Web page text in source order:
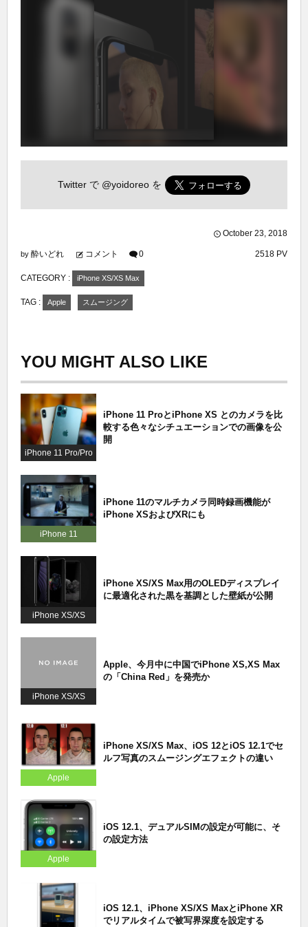
Twitter で @yoidoreo を
October 23, 2018
by 酔いどれ コメント 0 2518 PV
CATEGORY : iPhone XS/XS Max
TAG : Apple スムージング
YOU MIGHT ALSO LIKE
iPhone 11 Pro/Pro
iPhone 11 ProとiPhone XS とのカメラを比
較する色々なシチュエーションでの画像を公
開
iPhone 11
iPhone 11のマルチカメラ同時録画機能が
iPhone XSおよびXRにも
iPhone XS/XS
iPhone XS/XS Max用のOLEDディスプレイ
に最適化された黒を基調とした壁紙が公開
iPhone XS/XS
Apple、今月中に中国でiPhone XS,XS Max
の「China Red」を発売か
Apple
iPhone XS/XS Max、iOS 12とiOS 12.1でセ
ルフ写真のスムージングエフェクトの違い
Apple
iOS 12.1、デュアルSIMの設定が可能に、そ
の設定方法
iOS 12.1、iPhone XS/XS MaxとiPhone XR
でリアルタイムで被写界深度を設定する